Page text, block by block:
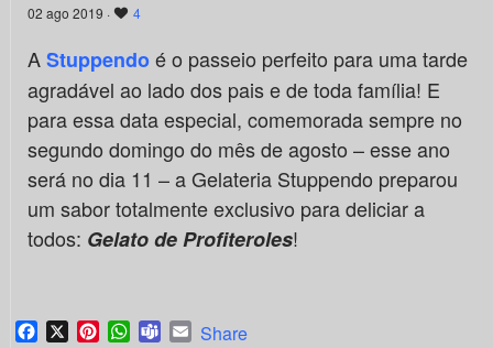
02 ago 2019 · 4
AStuppendoé o passeio perfeito para uma tarde
agradável ao lado dos pais e de toda família! E
para essa data especial, comemorada sempre no
segundo domingo do mês de agosto – esse ano
será no dia 11 – a Gelateria Stuppendo preparou
um sabor totalmente exclusivo para deliciar a
todos: Gelato de Profiteroles!
Facebook
X PinterestWhatsApp
TeamsEmail
Share